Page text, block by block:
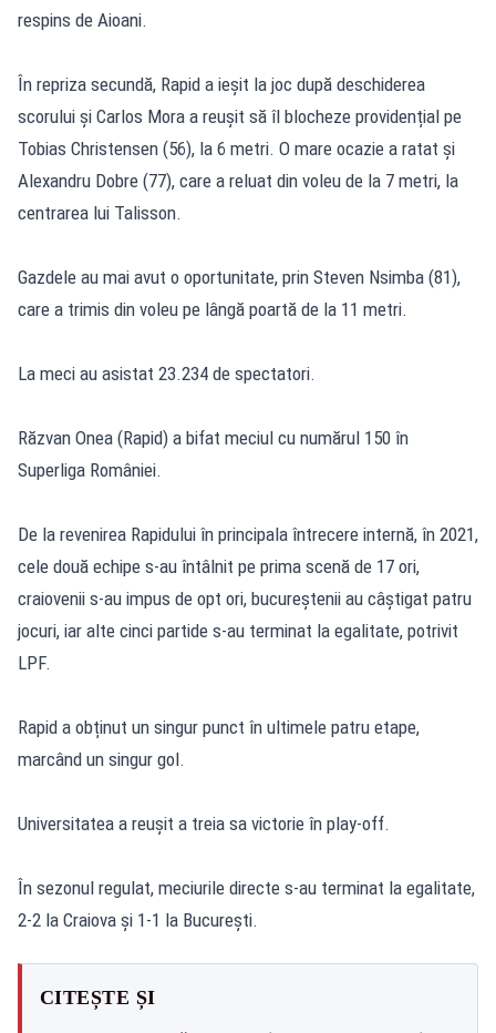
respins de Aioani.
În repriza secundă, Rapid a ieșit la joc după deschiderea
scorului și Carlos Mora a reușit să îl blocheze providențial pe
Tobias Christensen (56), la 6 metri. O mare ocazie a ratat și
Alexandru Dobre (77), care a reluat din voleu de la 7 metri, la
centrarea lui Talisson.
Gazdele au mai avut o oportunitate, prin Steven Nsimba (81),
care a trimis din voleu pe lângă poartă de la 11 metri.
La meci au asistat 23.234 de spectatori.
Răzvan Onea (Rapid) a bifat meciul cu numărul 150 în
Superliga României.
De la revenirea Rapidului în principala întrecere internă, în 2021,
cele două echipe s-au întâlnit pe prima scenă de 17 ori,
craiovenii s-au impus de opt ori, bucureștenii au câștigat patru
jocuri, iar alte cinci partide s-au terminat la egalitate, potrivit
LPF.
Rapid a obținut un singur punct în ultimele patru etape,
marcând un singur gol.
Universitatea a reușit a treia sa victorie în play-off.
În sezonul regulat, meciurile directe s-au terminat la egalitate,
2-2 la Craiova și 1-1 la București.
CITEȘTE ȘI